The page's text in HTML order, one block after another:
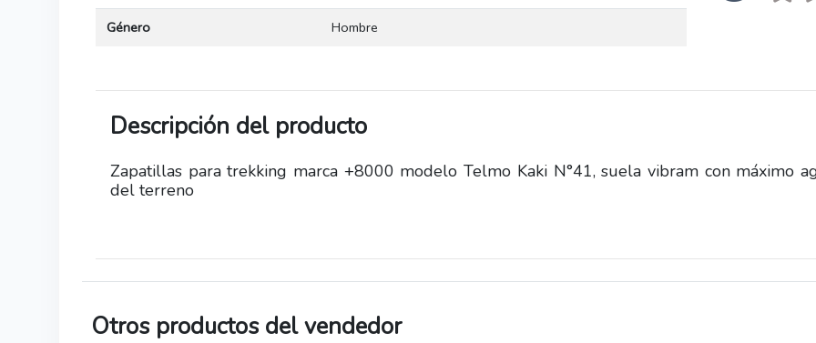
Género Hombre
Descripción del producto
Zapatillas para trekking marca +8000 modelo Telmo Kaki N°41, suela vibram con máximo
del terreno
Otros productos del vendedor